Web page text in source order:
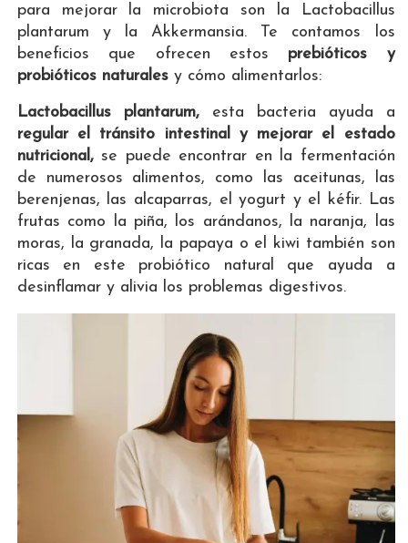
para mejorar la microbiota son la Lactobacillus
plantarum y la Akkermansia. Te contamos los
beneficios que ofrecen estos prebióticos y
probióticos naturalesy cómo alimentarlos:
Lactobacillus plantarum,esta bacteria ayuda a
regular el tránsito intestinal y mejorar el estado
nutricional,se puede encontrar en la fermentación
de numerosos alimentos, como las aceitunas, las
berenjenas, las alcaparras, el yogurt y el kéfir. Las
frutas como la piña, los arándanos, la naranja, las
moras, la granada, la papaya o el kiwi también son
ricas en este probiótico natural que ayuda a
desinflamar y alivia los problemas digestivos.